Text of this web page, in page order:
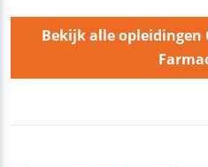
Bekijk alle opleidingen